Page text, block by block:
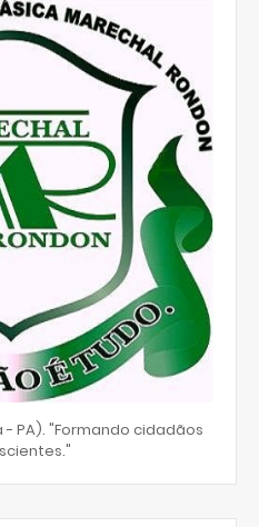
PA). "Formando cidadãos